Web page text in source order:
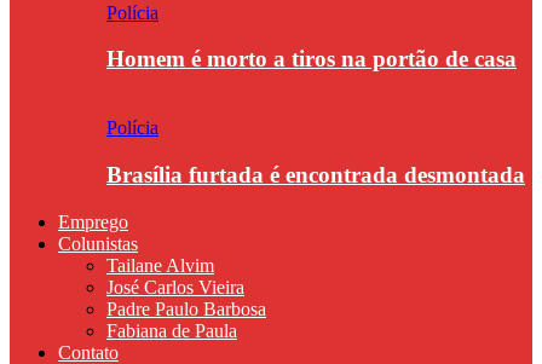
Polícia
Homem é morto a tiros na portão de casa
Polícia
Brasília furtada é encontrada desmontada
Emprego
Colunistas
Tailane Alvim
José Carlos Vieira
Padre Paulo Barbosa
Fabiana de Paula
Contato